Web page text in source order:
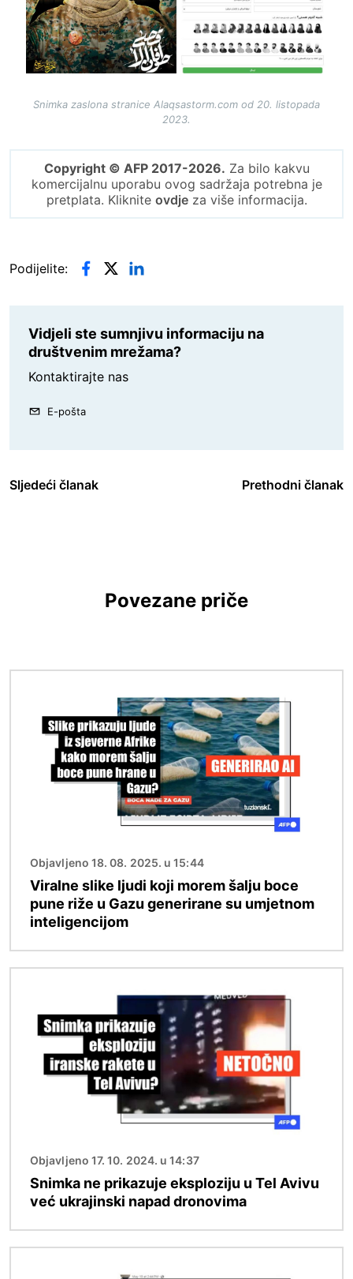
Snimka zaslona stranice Alaqsastorm.com od 20. listopada
2023.
Copyright © AFP 2017-2026. Za bilo kakvu
komercijalnu uporabu ovog sadržaja potrebna je
pretplata. Kliknite ovdjeza više informacija.
Podijelite:
Vidjeli ste sumnjivu informaciju na
društvenim mrežama?
Kontaktirajte nas
E-pošta
Sljedeći članak Prethodni članak
Povezane priče
Objavljeno 18. 08. 2025. u 15:44
Viralne slike ljudi koji morem šalju boce
pune riže u Gazu generirane su umjetnom
inteligencijom
Objavljeno 17. 10. 2024. u 14:37
Snimka ne prikazuje eksploziju u Tel Avivu
već ukrajinski napad dronovima